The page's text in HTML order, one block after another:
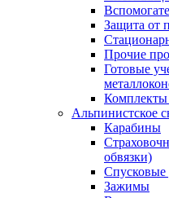
Защита от
Прочие
Готовые
Альпинистское
Карабины
обвязки)
Спусковые
Зажимы